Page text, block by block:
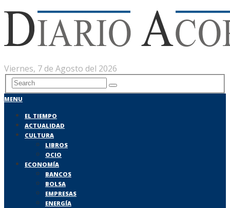
Viernes, 7 de Agosto del 2026
MENU
EL TIEMPO
ACTUALIDAD
CULTURA
LIBROS
OCIO
ECONOMÍA
BANCOS
BOLSA
EMPRESAS
ENERGÍA